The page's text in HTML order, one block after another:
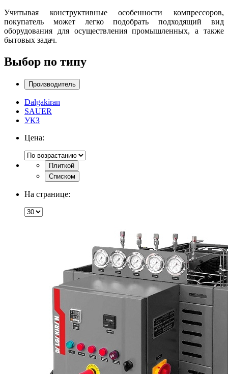
Учитывая конструктивные особенности компрессоров,
покупатель может легко подобрать подходящий вид
оборудования для осуществления промышленных, а также
бытовых задач.
Выбор по типу
Производитель
Dalgakiran
SAUER
УКЗ
Цена:
Плиткой
Списком
На странице: